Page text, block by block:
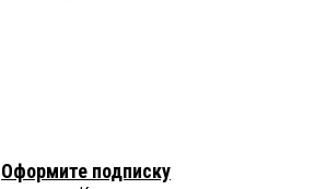
Оформите подписку